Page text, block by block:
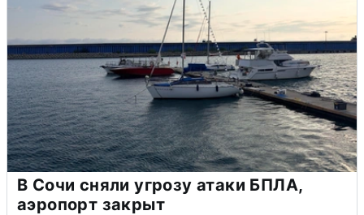
В Сочи сняли угрозу атаки БПЛА,
аэропорт закрыт